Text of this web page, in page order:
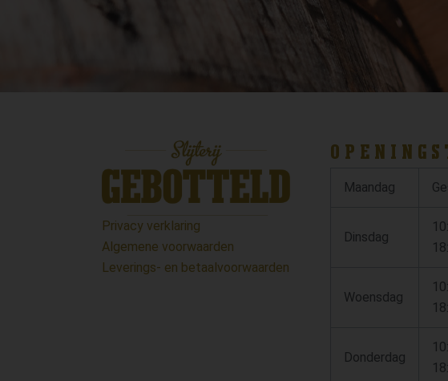
Privacy verklaring
Algemene voorwaarden
Leverings- en betaalvoorwaarden
Maandag
Dinsdag
Woensdag
Donderdag